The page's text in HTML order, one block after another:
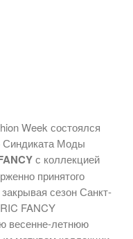
Week состоялся
Синдиката Моды
с коллекцией
принятого
сезон Санкт-
FANCY
весенне-летнюю